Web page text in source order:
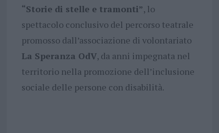
“Storie di stelle e tramonti”, lo
spettacolo conclusivo del percorso teatrale
promosso dall’associazione di volontariato
La Speranza OdV, da anni impegnata nel
territorio nella promozione dell’inclusione
sociale delle persone con disabilità.